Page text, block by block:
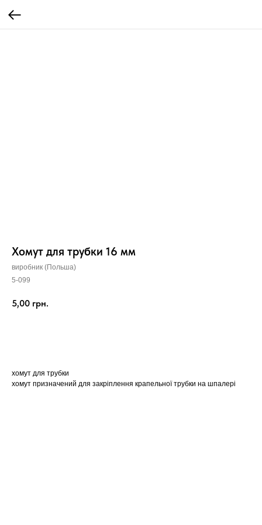
Хомут для трубки 16 мм
виробник (Польша)
5-099
5,00 грн.
хомут для трубки
хомут призначений для закріплення крапельної трубки на шпалері